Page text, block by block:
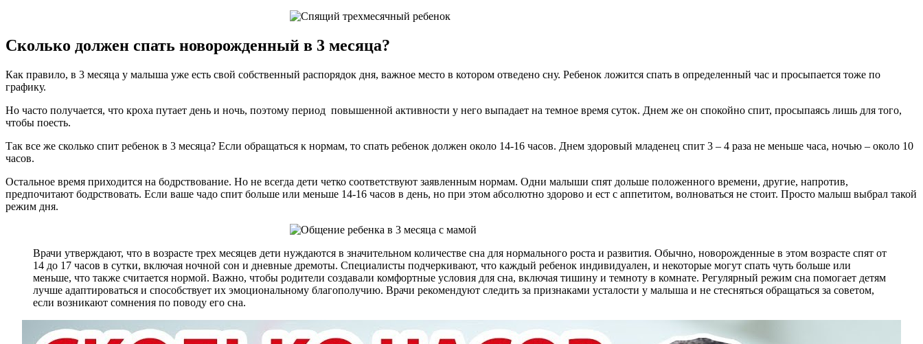
Сколько должен спать новорожденный в 3 месяца?
Как правило, в 3 месяца у малыша уже есть свой собственный распорядок дня, важное место в котором отведено сну. Ребенок ложится спать в определенный час и просыпается тоже по
графику.
Но часто получается, что кроха путает день и ночь, поэтому период повышенной активности у него выпадает на темное время суток. Днем же он спокойно спит, просыпаясь лишь для того,
чтобы поесть.
Так все же сколько спит ребенок в 3 месяца? Если обращаться к нормам, то спать ребенок должен около 14-16 часов. Днем здоровый младенец спит 3 – 4 раза не меньше часа, ночью – около 10
часов.
Остальное время приходится на бодрствование. Но не всегда дети четко соответствуют заявленным нормам. Одни малыши спят дольше положенного времени, другие, напротив,
предпочитают бодрствовать. Если ваше чадо спит больше или меньше 14-16 часов в день, но при этом абсолютно здорово и ест с аппетитом, волноваться не стоит. Просто малыш выбрал такой
режим дня.
Врачи утверждают, что в возрасте трех месяцев дети нуждаются в значительном количестве сна для нормального роста и развития. Обычно, новорожденные в этом возрасте спят от
14 до 17 часов в сутки, включая ночной сон и дневные дремоты. Специалисты подчеркивают, что каждый ребенок индивидуален, и некоторые могут спать чуть больше или
меньше, что также считается нормой. Важно, чтобы родители создавали комфортные условия для сна, включая тишину и темноту в комнате. Регулярный режим сна помогает детям
лучше адаптироваться и способствует их эмоциональному благополучию. Врачи рекомендуют следить за признаками усталости у малыша и не стесняться обращаться за советом,
если возникают сомнения по поводу его сна.